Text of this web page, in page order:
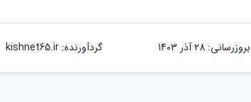
بروزرسانی: 28 آذر 1403 گردآورنده:kishnet65.ir